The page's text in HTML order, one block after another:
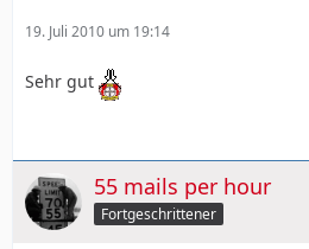
19. Juli 2010 um 19:14
Sehr gut
55 mails per hour
Fortgeschrittener